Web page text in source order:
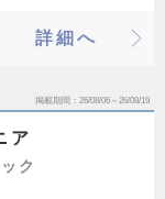
詳細へ
掲載期間 26/08/06～26/08/19
ア
ク